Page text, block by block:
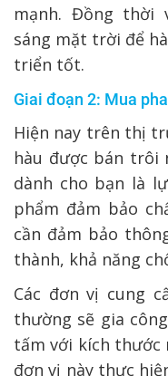
mạnh. Đồng thời
sáng mặt trời để
triển tốt.
Giai đoạn 2: Mua
Hiện nay trên thị
hàu được bán trôi
dành cho bạn là
phẩm đảm bảo
cần đảm bảo
thành, khả năng
Các đơn vị cung
thường sẽ gia
tấm với kích thước
đơn vị này thực